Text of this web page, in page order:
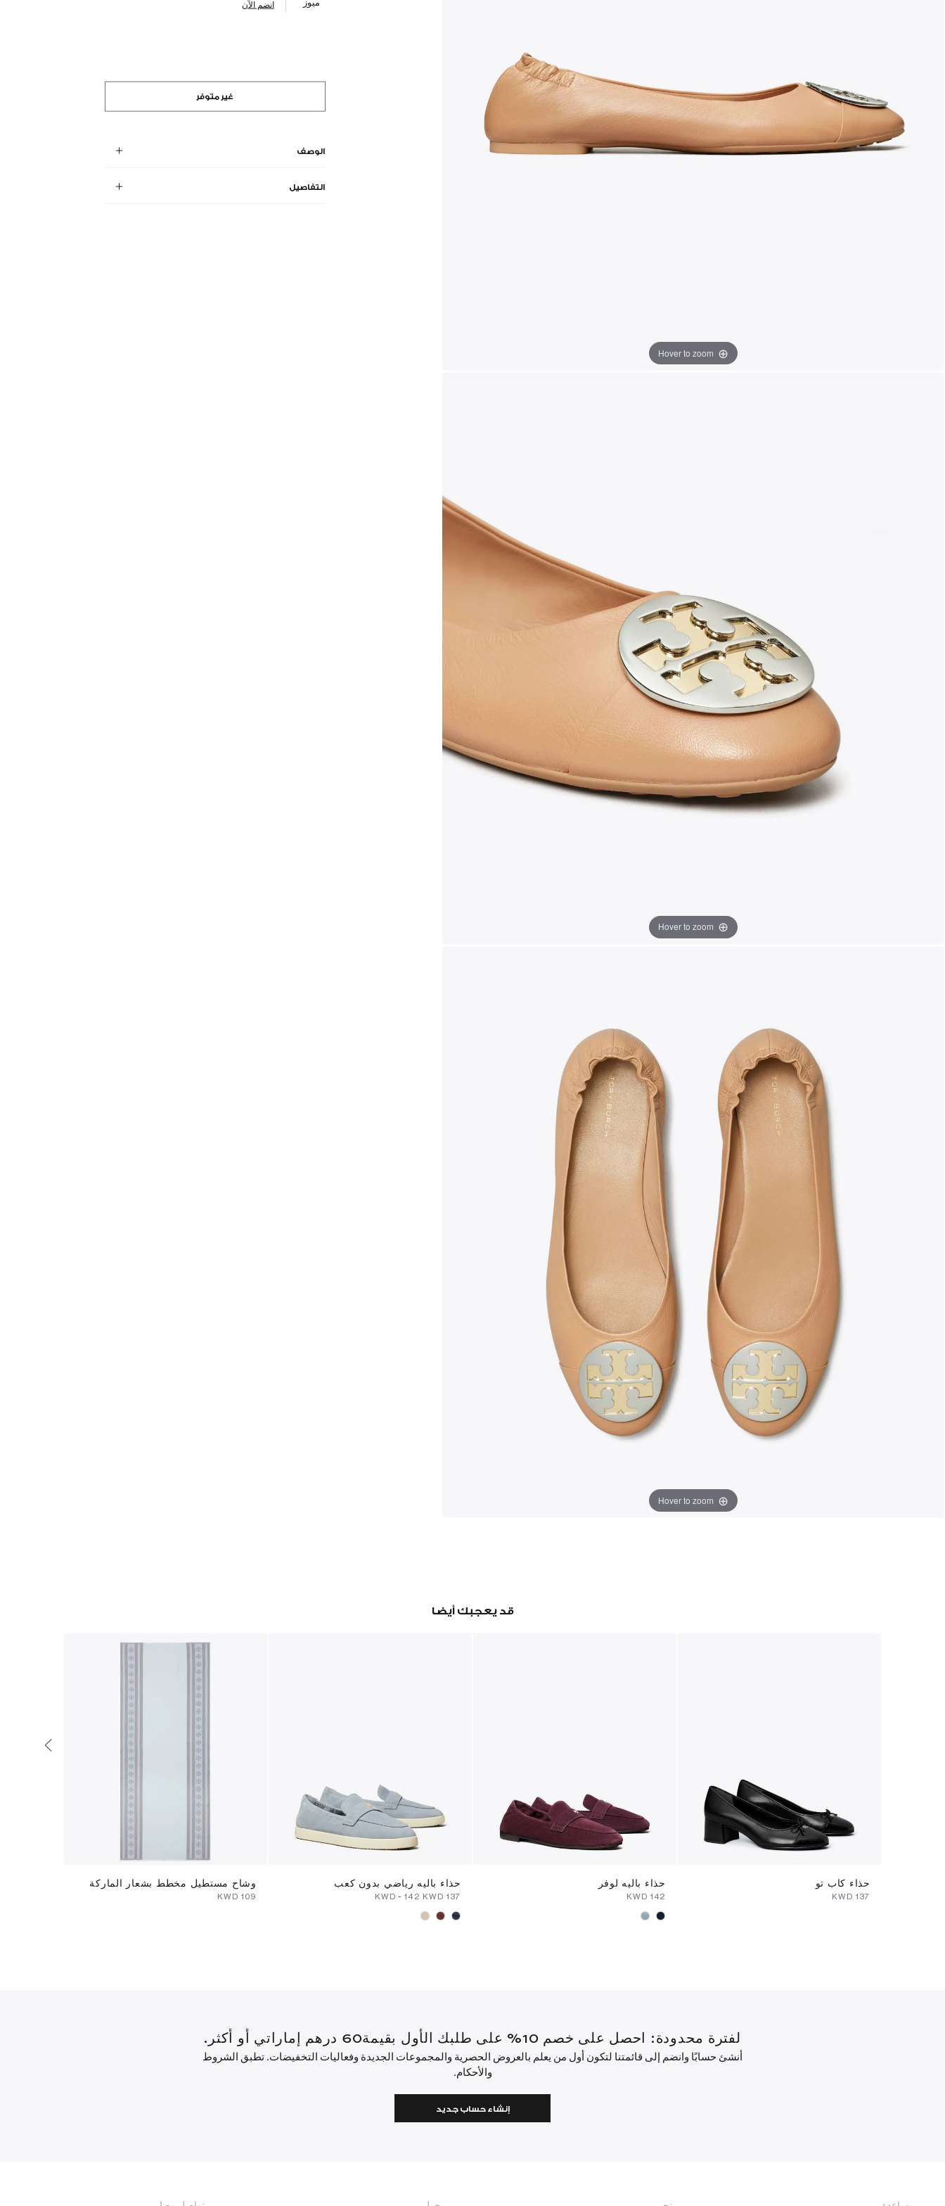
Hover to zoom
Hover to zoom
Hover to zoom
انضم الآن
غير متوفر
الوصف
التفاصيل
قد يعجبك أيضا
حذاء كاب تو حذاء باليه لوفر حذاء باليه رياضي بدون كعب
- ⁦142⁩ KWD
وشاح مستطيل مخطط بشعار الماركة
لفترة محدودة: احصل على خصم 10% على طلبك الأول بقيمة60 درهم إماراتي أو أكثر.
أنشئ حسابًا وانضم إلى قائمتنا لتكون أول من يعلم بالعروض الحصرية والمجموعات الجديدة وفعاليات التخفيضات. تطبق الشروط
والأحكام.
إنشاء حساب جديد